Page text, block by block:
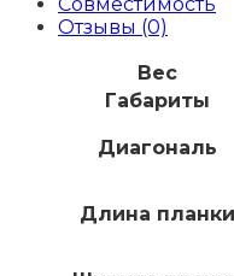
Отзывы (0)
Вес
Габариты
Диагональ
Длина планки